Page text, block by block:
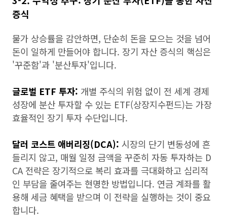
증식
물가 상승률을 감안하면, 단순히 돈을 모으는 것을 넘어
돈이 일하게 만들어야 합니다. 장기 자산 증식의 핵심은
'꾸준함'과 '분산투자'입니다.
글로벌 ETF 투자: 개별 주식의 위험 없이 전 세계 경제
성장에 분산 투자할 수 있는 ETF(상장지수펀드)는 가장
효율적인 장기 투자 수단입니다.
달러 코스트 애버리징(DCA): 시장의 단기 변동성에 흔
들리지 않고, 매월 일정 금액을 꾸준히 자동 투자하는 D
CA 전략은 장기적으로 복리 효과를 극대화하고 심리적
인 부담을 줄여주는 현명한 방법입니다. 연금 계좌를 활
용해 세금 혜택을 받으며 이 전략을 실행하는 것이 중요
합니다.